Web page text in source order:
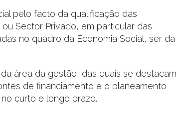
pelo facto da qualificação das
Sector Privado, em particular das
no quadro da Economia Social, ser da
área da gestão, das quais se destacam
de financiamento e o planeamento
curto e longo prazo.